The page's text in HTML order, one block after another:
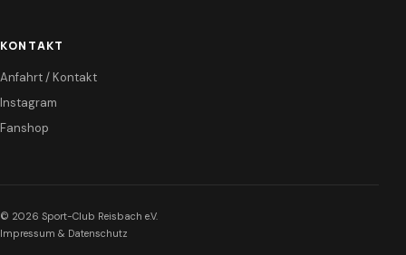
KONTAKT
Anfahrt / Kontakt
Instagram
Fanshop
© 2026 Sport-Club Reisbach e.V.
Impressum & Datenschutz